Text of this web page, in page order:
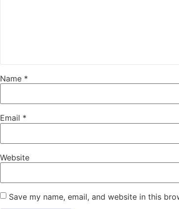
Name *
Email *
Website
Save my name, email, and website in this